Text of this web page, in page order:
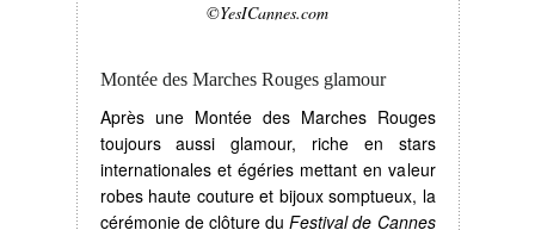
©YesICannes.com
Montée des Marches Rouges glamour
Après une Montée des Marches Rouges
toujours aussi glamour, riche en stars
internationales et égéries mettant en valeur
robes haute couture et bijoux somptueux, la
cérémonie de clôture duFestival de Cannes